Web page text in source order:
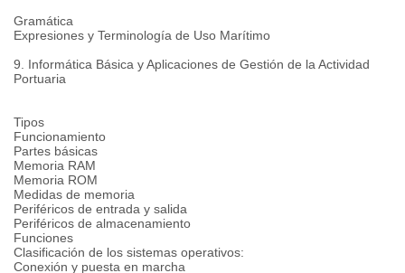
Gramática
Expresiones y Terminología de Uso Marítimo
9. Informática Básica y Aplicaciones de Gestión de la Actividad
Portuaria
Tipos
Funcionamiento
Partes básicas
Memoria RAM
Memoria ROM
Medidas de memoria
Periféricos de entrada y salida
Periféricos de almacenamiento
Funciones
Clasificación de los sistemas operativos:
Conexión y puesta en marcha